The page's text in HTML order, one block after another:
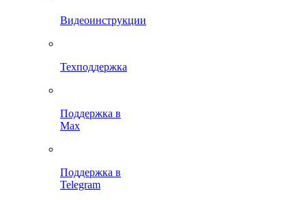
Видеоинструкции
Техподдержка
Поддержка в
Max
Поддержка в
Telegram